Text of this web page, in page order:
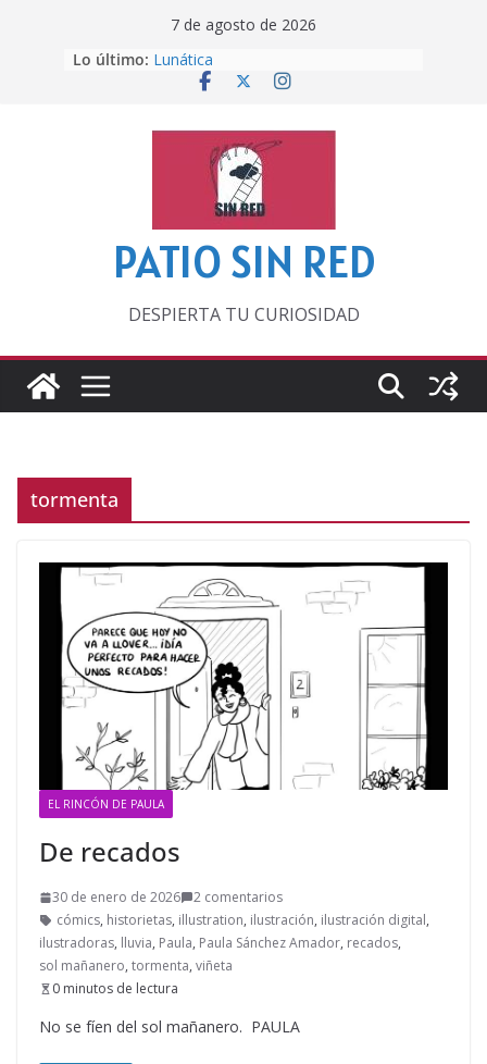
7 de agosto de 2026
Lo último: Lunática
Pero, hasta entonces…
‘La broma infinita’ de recomendar
lecturas veraniegas
Otra del Mundial
PATIO SIN RED
DESPIERTA TU CURIOSIDAD
tormenta
EL RINCÓN DE PAULA
De recados
30 de enero de 2026
2 comentarios
cómics, historietas, illustration, ilustración, ilustración digital,
ilustradoras, lluvia, Paula, Paula Sánchez Amador, recados,
sol mañanero, tormenta, viñeta
0 minutos de lectura
No se fíen del sol mañanero. PAULA